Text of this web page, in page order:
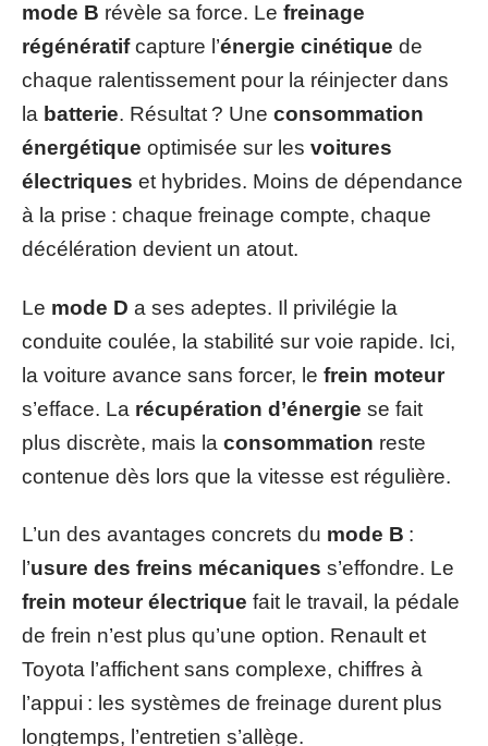
mode B révèle sa force. Le freinage
régénératifcapture l’énergie cinétique de
chaque ralentissement pour la réinjecter dans
la batterie. Résultat ? Une consommation
énergétique optimisée sur les voitures
électriques et hybrides. Moins de dépendance
à la prise : chaque freinage compte, chaque
décélération devient un atout.
Le mode D a ses adeptes. Il privilégie la
conduite coulée, la stabilité sur voie rapide. Ici,
la voiture avance sans forcer, le frein moteur
s’efface. La récupération d’énergie se fait
plus discrète, mais la consommation reste
contenue dès lors que la vitesse est régulière.
L’un des avantages concrets du mode B :
l’usure des freins mécaniques s’effondre. Le
frein moteur électrique fait le travail, la pédale
de frein n’est plus qu’une option. Renault et
Toyota l’affichent sans complexe, chiffres à
l’appui : les systèmes de freinage durent plus
longtemps, l’entretien s’allège.